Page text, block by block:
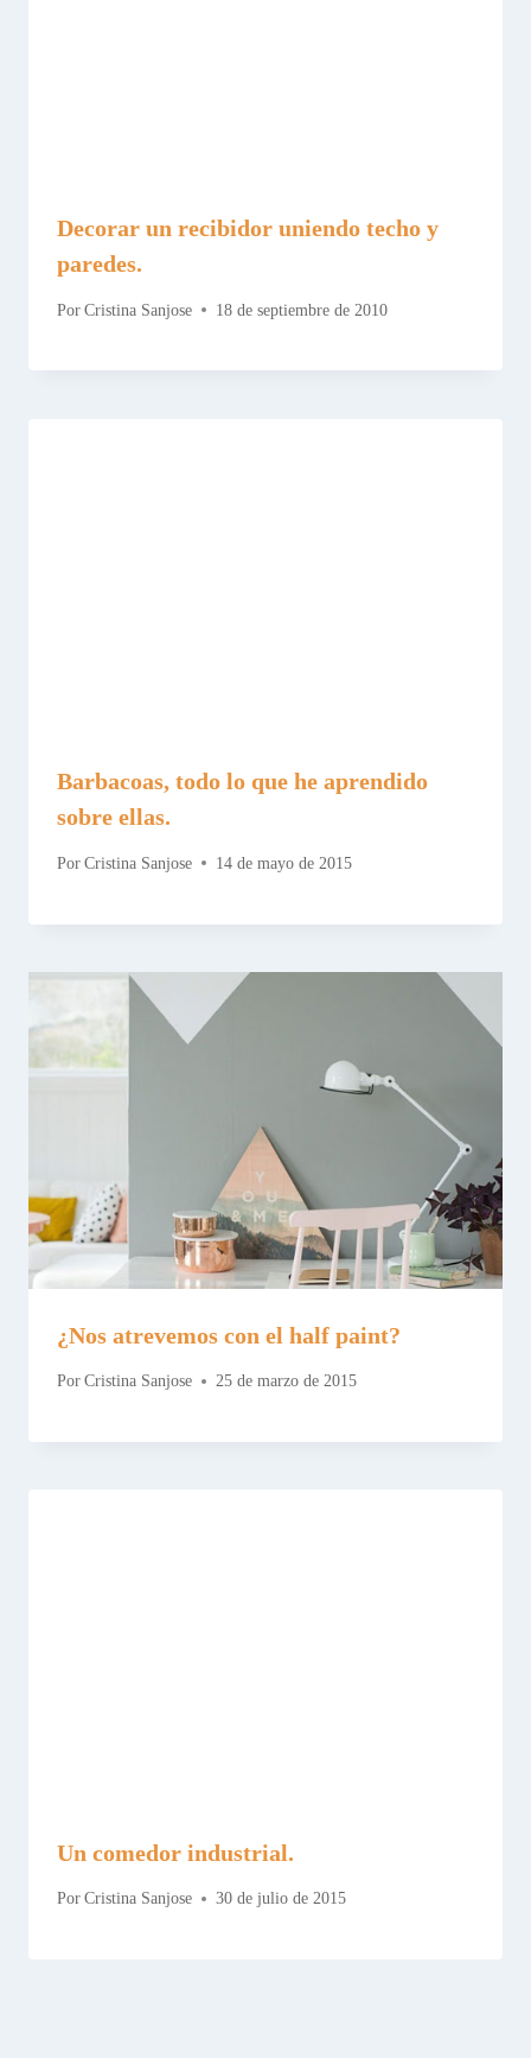
Decorar un recibidor uniendo techo y
paredes.
Por Cristina Sanjose 18 de septiembre de 2010
Barbacoas, todo lo que he aprendido
sobre ellas.
Por Cristina Sanjose 14 de mayo de 2015
¿Nos atrevemos con el half paint?
Por Cristina Sanjose 25 de marzo de 2015
Un comedor industrial.
Por Cristina Sanjose 30 de julio de 2015